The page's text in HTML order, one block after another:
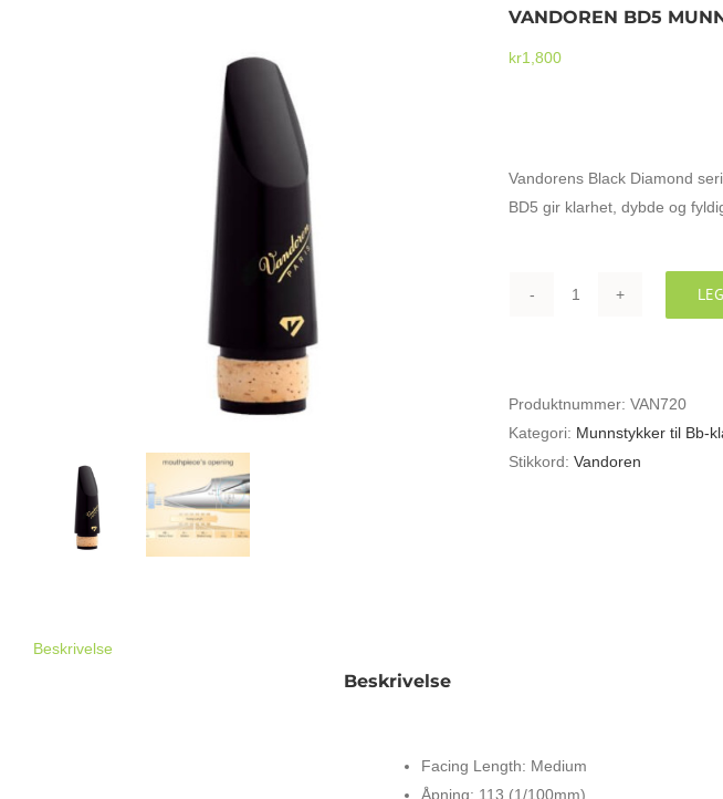
VANDOREN BD5
kr1,800
Vandorens Black Diamond
BD5 gir klarhet, dybde og
Produktnummer: VAN720
Kategori: Munnstykker til Bb-
Stikkord: Vandoren
Beskrivelse
Beskrivelse
Facing Length: Medium
Åpning: 113 (1/100mm)